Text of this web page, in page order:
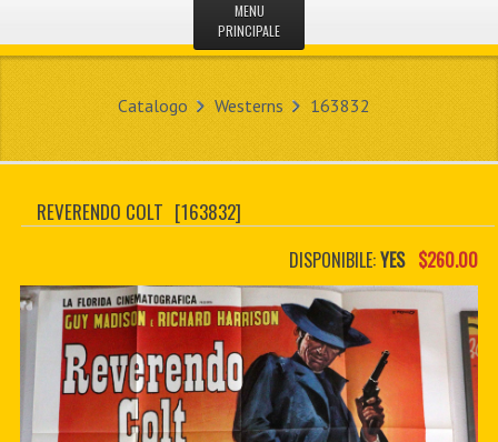
MENU
PRINCIPALE
IL MIO CONTO
CONTATTO
CUSTOM PDF
Catalogo Westerns 163832
REVERENDO COLT [163832]
DISPONIBILE:YES $260.00